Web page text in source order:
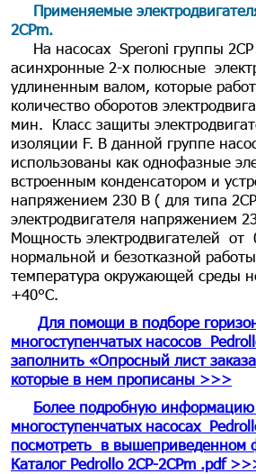
Применяемые
2CPm.
На насосах Speroni группы
асинхронные 2-х полюсные
удлиненным валом, которые
количество оборотов
мин. Класс защиты
изоляции F. В данной группе
использованы как однофазные
встроенным конденсатором и
напряжением 230 В ( для типа
электродвигателя напряжением
Мощность электродвигателей
нормальной и безотказной
температура окружающей среды
+40°С.
Для помощи в подборе
многоступенчатых насосов
заполнить «Опросный лист
которые в нем прописаны >>>
Более подробную информацию
многоступенчатых насосах
посмотреть в
Каталог Pedrollo 2CP-2CPm .pdf